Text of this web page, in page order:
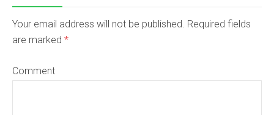
Your email address will not be published. Required fields
are marked *
Comment